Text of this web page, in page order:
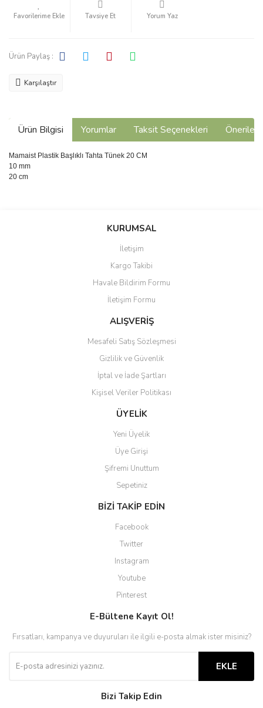
Tavsiye Et Yorum Yaz
Ürün Paylaş :
Karşılaştır
Ürün Bilgisi Yorumlar Taksit Seçenekleri
Mamaist Plastik Başlıklı Tahta Tünek 20 CM
10 mm
20 cm
Bu ürüne ilk yorumu siz yapın!
Ürün resmi kalitesiz, bozuk veya görüntülenemiyor.
Ürün açıklamasında eksik bilgiler bulunuyor.
Ürün bilgilerinde hatalar bulunuyor.
Ürün fiyatı diğer sitelerden daha pahalı.
Gönder
KURUMSAL
İletişim
Kargo Takibi
Havale Bildirim Formu
İletişim Formu
ALIŞVERİŞ
Mesafeli Satış Sözleşmesi
Gizlilik ve Güvenlik
İptal ve İade Şartları
Kişisel Veriler Politikası
ÜYELİK
Yeni Üyelik
Üye Girişi
Şifremi Unuttum
Sepetiniz
BİZİ TAKİP EDİN
Facebook
Twitter
Instagram
Youtube
Pinterest
E-Bültene Kayıt Ol!
Fırsatları, kampanya ve duyuruları ile ilgili e-posta almak ister misiniz?
EKLE
Bizi Takip Edin